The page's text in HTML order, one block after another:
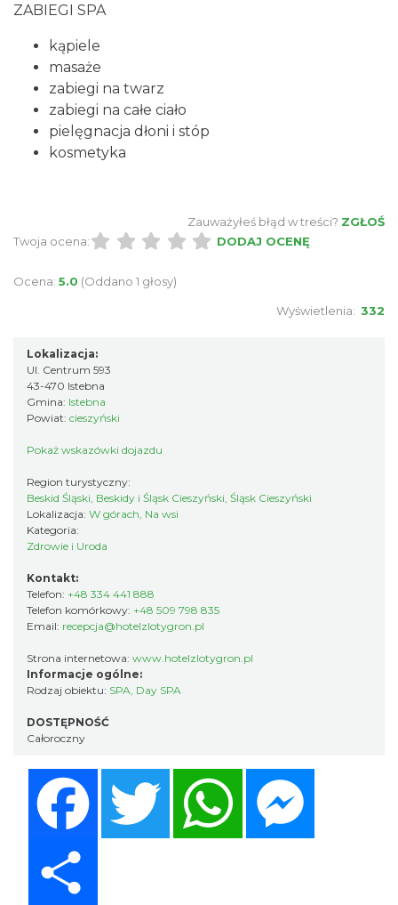
ZABIEGI SPA
kąpiele
masaże
zabiegi na twarz
zabiegi na całe ciało
pielęgnacja dłoni i stóp
kosmetyka
Zauważyłeś błąd w treści? ZGŁOŚ
Twoja ocena:
DODAJ OCENĘ
Ocena: 5.0 (Oddano 1 głosy)
Wyświetlenia: 332
Lokalizacja:
Ul. Centrum 593
43-470 Istebna
Gmina: Istebna
Powiat: cieszyński
Pokaż wskazówki dojazdu
Region turystyczny:
Beskid Śląski, Beskidy i Śląsk Cieszyński, Śląsk Cieszyński
Lokalizacja: W górach, Na wsi
Kategoria:
Zdrowie i Uroda
Kontakt:
Telefon: +48 334 441 888
Telefon komórkowy: +48 509 798 835
Email: recepcja@hotelzlotygron.pl
Strona internetowa: www.hotelzlotygron.pl
Informacje ogólne:
Rodzaj obiektu: SPA, Day SPA
DOSTĘPNOŚĆ
Całoroczny
Twitter WhatsApp